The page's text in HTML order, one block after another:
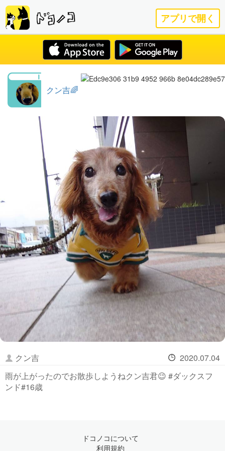
アプリで開く
クン吉🌈
クン吉
2020.07.04
雨が上がったのでお散歩しようねクン吉君😉 #ダックスフ
ンド#16歳
ドコノコについて
利用規約